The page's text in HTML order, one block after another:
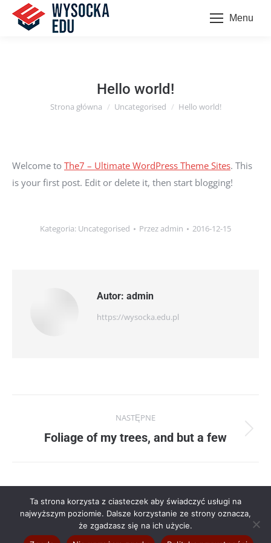
Menu
Hello world!
Jesteś tutaj:
Strona główna Uncategorised Hello world!
Welcome to The7 – Ultimate WordPress Theme Sites. This
is your first post. Edit or delete it, then start blogging!
Kategoria: Uncategorised Przezadmin 2016-12-15
Autor: admin
https://wysocka.edu.pl
wpisów
NASTĘPNE
Następny
Foliage of my trees, and but a few
© Wysocka.edu.pl
Poprzednio używane menu 1
Ta strona korzysta z ciasteczek aby świadczyć usługi na
najwyższym poziomie. Dalsze korzystanie ze strony oznacza,
że zgadzasz się na ich użycie.